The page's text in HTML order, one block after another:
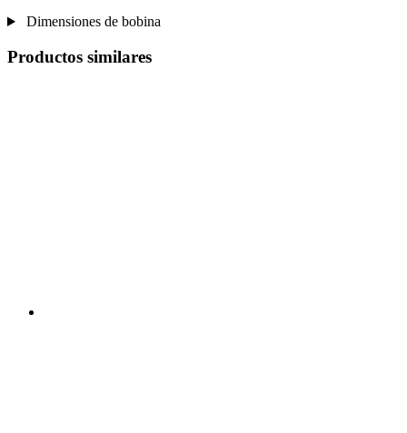
Dimensiones de bobina
Productos similares